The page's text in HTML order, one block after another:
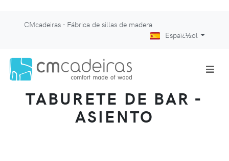
CMcadeiras - Fábrica de sillas de madera
Espaï¿½ol
TABURETE DE BAR -
ASIENTO